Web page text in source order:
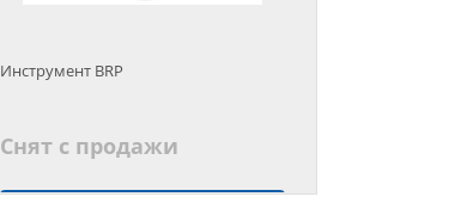
Инструмент BRP
Снят с продажи